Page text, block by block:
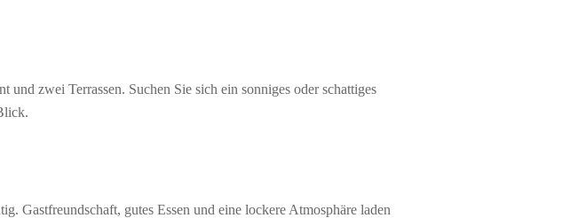
zwei Terrassen. Suchen Sie sich ein sonniges oder schattiges
Gastfreundschaft, gutes Essen und eine lockere Atmosphäre laden